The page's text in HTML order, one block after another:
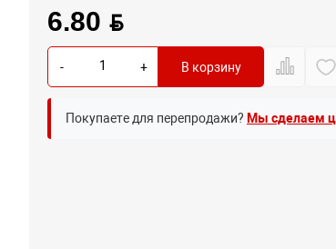
6.80 BYN
- + В корзину
Покупаете для перепродажи? Мы сделаем